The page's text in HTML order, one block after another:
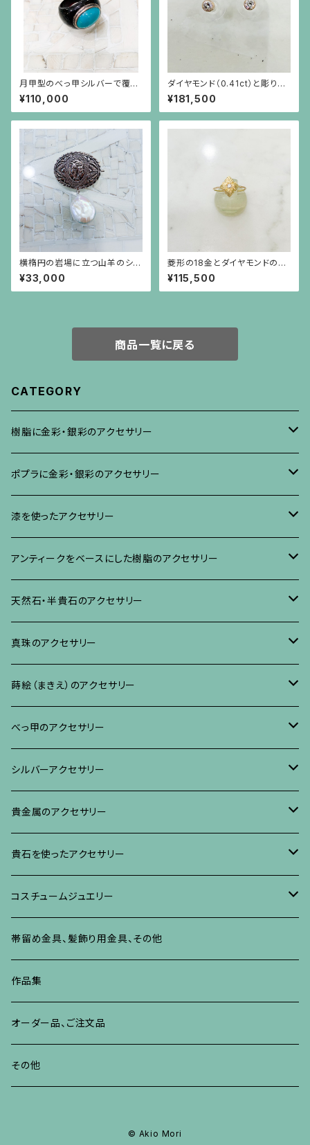
月甲型のべっ甲シルバーで覆輪
したトルコ石のボリュームリング
（15～16号の方用）
¥110,000
ダイヤモンド（0.41ct）と彫りを
施した18金枠のピアス
¥181,500
横楕円の岩場に立つ山羊のシル
バープレートに白い大粒バロッ
クパールが揺れるブローチ兼ペ
ンダント
¥33,000
菱形の18金とダイヤモンドの華
奢なリング（大）
¥115,500
商品一覧に戻る
CATEGORY
樹脂に金彩・銀彩のアクセサリー
ブローチ
イヤリング・ピアス
ネックレス、その他
ポプラに金彩・銀彩のアクセサリー
ブローチ
イヤリング、ピアス
ネックレス、ペンダント
ブレスレット、バングル、その他
漆を使ったアクセサリー
ブローチ
イヤリング・ピアス
ネックレス・ペンダント
リング
ブレスレット・バングル、その他
アンティークをベースにした樹脂のアクセサリー
ブローチ
イヤリング・ピアス
ネックレス、ペンダント
ブレスレット、その他
天然石・半貴石のアクセサリー
ブローチ
イヤリング・ピアス
ネックレス、ペンダント
リング
ブレスレット、その他
真珠のアクセサリー
ブローチ
イヤリング・ピアス
ネックレス、ペンダント
リング
ブレスレット、その他
蒔絵（まきえ）のアクセサリー
べっ甲に蒔絵のアクセサリー
ブローチ
イヤリング・ピアス
真珠に蒔絵のアクセサリー
ブローチ
イヤリング、ピアス
水晶に蒔絵のアクセサリー
ブローチ
イヤリング、ピアス
朴の木やポプラに蒔絵のアクセサリー
ブローチ
イヤリング・ピアス
その他の蒔絵のアクセサリー
べっ甲のアクセサリー
ブローチ
イヤリング、ピアス
ネックレス、ペンダント
リング
ブレスレット、バングル、その他
シルバーアクセサリー
ブローチ
イヤリング、ピアス
ネックレス、ペンダント
リング
ブレスレット、バングル、その他
貴金属のアクセサリー
ブローチ
イヤリング、ピアス
ネックレス、ペンダント
ブレスレット、その他
リング
貴石を使ったアクセサリー
ブローチ
イヤリング、ピアス
ネックレス、ペンダント
リング
ブレスレット、バングル
コスチュームジュエリー
ブローチ
イヤリング、ピアス
ネックレス、ペンダント
リング
帯留め金具、髪飾り用金具、その他
作品集
オーダー品、ご注文品
その他
© Akio Mori